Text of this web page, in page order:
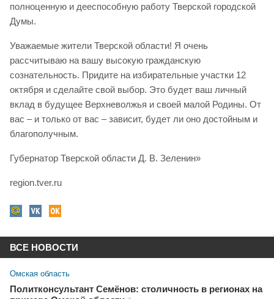
полноценную и дееспособную работу Тверской городской
Думы.
Уважаемые жители Тверской области! Я очень
рассчитываю на вашу высокую гражданскую
сознательность. Придите на избирательные участки 12
октября и сделайте свой выбор. Это будет ваш личный
вклад в будущее Верхневолжья и своей малой Родины. От
вас – и только от вас – зависит, будет ли оно достойным и
благополучным.
Губернатор Тверской области Д. В. Зеленин»
region.tver.ru
ВСЕ НОВОСТИ
Омская область
Политконсультант Семёнов: столичность в регионах на